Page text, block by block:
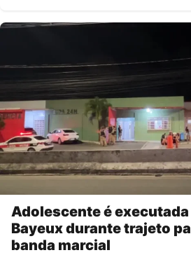
Adolescente é
Bayeux durante trajeto
banda marcial